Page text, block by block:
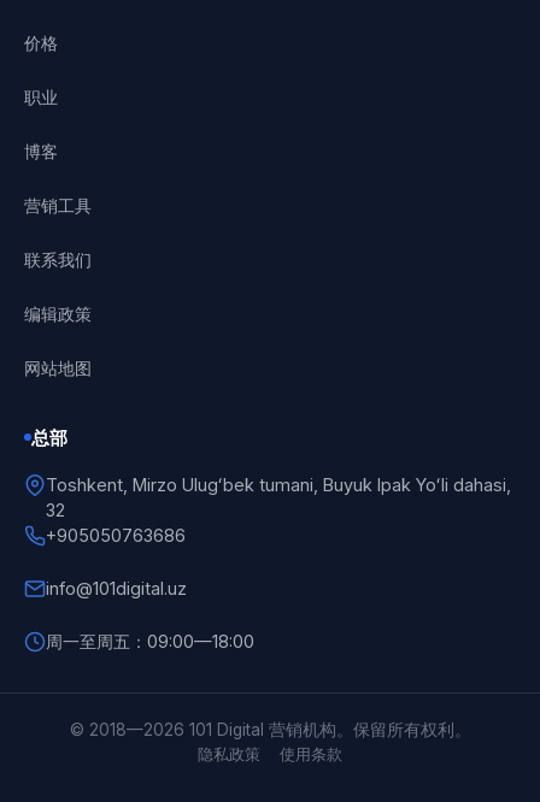
价格
职业
博客
营销工具
联系我们
编辑政策
网站地图
总部
Toshkent, Mirzo Ulugʻbek tumani, Buyuk Ipak Yoʻli dahasi,
32
+905050763686
info@101digital.uz
周一至周五：09:00—18:00
© 2018—2026 101 Digital 营销机构。保留所有权利。
隐私政策 使用条款